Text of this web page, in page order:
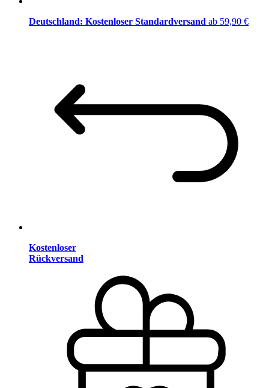
Deutschland: Kostenloser Standardversand ab 59,90 €
Kostenloser
Rückversand